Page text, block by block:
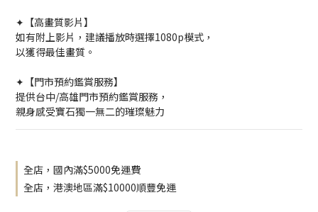
✦【高畫質影片】
如有附上影片，建議播放時選擇1080p模式，
以獲得最佳畫質。
✦【門市預約鑑賞服務】
提供台中/高雄門市預約鑑賞服務，
親身感受寶石獨一無二的璀璨魅力
全店，國內滿$5000免運費
全店，港澳地區滿$10000順豐免運